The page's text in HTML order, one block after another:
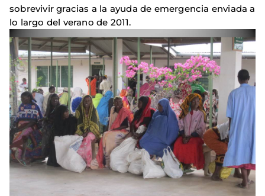
sobrevivir gracias a la ayuda de emergencia enviada a
lo largo del verano de 2011.